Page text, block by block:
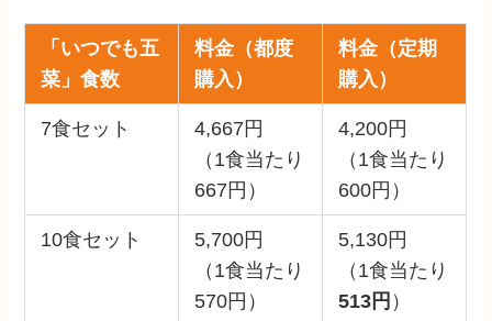
「いつでも五
菜」食数
料金（都度
購入）
料金（定期
購入）
7食セット
4,667円
（1食当たり
667円）
4,200円
（1食当たり
600円）
10食セット
5,700円
（1食当たり
570円）
5,130円
（1食当たり
513円 ）